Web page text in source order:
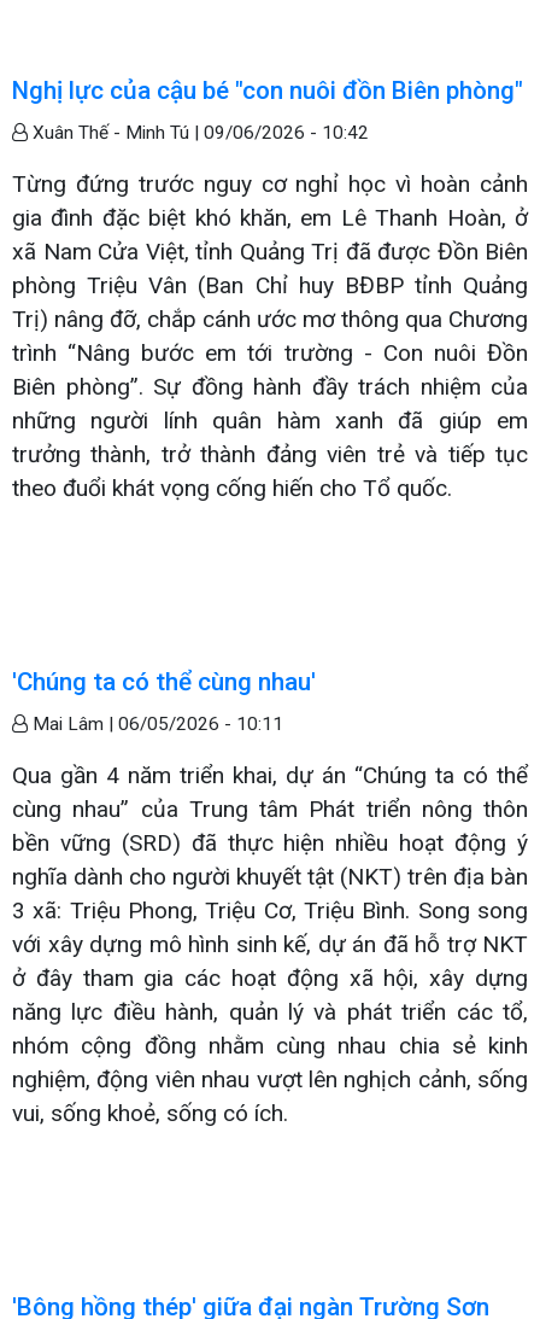
Nghị lực của cậu bé "con nuôi đồn Biên phòng"
Xuân Thế - Minh Tú | 09/06/2026 - 10:42
Từng đứng trước nguy cơ nghỉ học vì hoàn cảnh
gia đình đặc biệt khó khăn, em Lê Thanh Hoàn, ở
xã Nam Cửa Việt, tỉnh Quảng Trị đã được Đồn Biên
phòng Triệu Vân (Ban Chỉ huy BĐBP tỉnh Quảng
Trị) nâng đỡ, chắp cánh ước mơ thông qua Chương
trình “Nâng bước em tới trường - Con nuôi Đồn
Biên phòng”. Sự đồng hành đầy trách nhiệm của
những người lính quân hàm xanh đã giúp em
trưởng thành, trở thành đảng viên trẻ và tiếp tục
theo đuổi khát vọng cống hiến cho Tổ quốc.
'Chúng ta có thể cùng nhau'
Mai Lâm | 06/05/2026 - 10:11
Qua gần 4 năm triển khai, dự án “Chúng ta có thể
cùng nhau” của Trung tâm Phát triển nông thôn
bền vững (SRD) đã thực hiện nhiều hoạt động ý
nghĩa dành cho người khuyết tật (NKT) trên địa bàn
3 xã: Triệu Phong, Triệu Cơ, Triệu Bình. Song song
với xây dựng mô hình sinh kế, dự án đã hỗ trợ NKT
ở đây tham gia các hoạt động xã hội, xây dựng
năng lực điều hành, quản lý và phát triển các tổ,
nhóm cộng đồng nhằm cùng nhau chia sẻ kinh
nghiệm, động viên nhau vượt lên nghịch cảnh, sống
vui, sống khoẻ, sống có ích.
'Bông hồng thép' giữa đại ngàn Trường Sơn